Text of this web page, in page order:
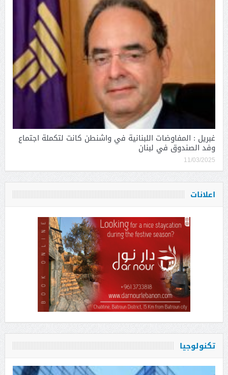
غبريل : المفاوضات اللبنانية في واشنطن كانت لتكملة اجتماع
وفد الصندوق في لبنان
11/03/2025
اعلانات
تكنولوجيا